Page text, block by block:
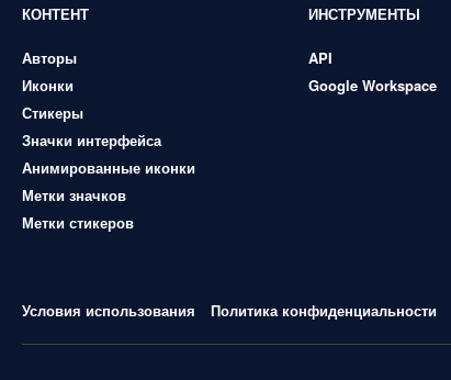
КОНТЕНТ
Авторы
Иконки
Стикеры
Значки интерфейса
Анимированные иконки
Метки значков
Метки стикеров
ИНСТРУМЕНТЫ
API
Google Workspace
Условия использования Политика конфиденциальности